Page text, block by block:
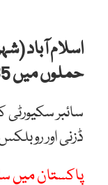
حملوں میں 35 فیصد اضافہ ہوا ہے۔
سائبر
ڈزنی اور
پاکستان میں